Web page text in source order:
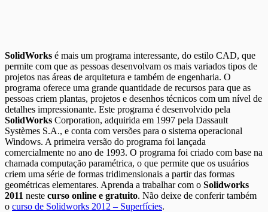
SolidWorks é mais um programa interessante, do estilo CAD, que
permite com que as pessoas desenvolvam os mais variados tipos de
projetos nas áreas de arquitetura e também de engenharia. O
programa oferece uma grande quantidade de recursos para que as
pessoas criem plantas, projetos e desenhos técnicos com um nível de
detalhes impressionante. Este programa é desenvolvido pela
SolidWorks Corporation, adquirida em 1997 pela Dassault
Systèmes S.A., e conta com versões para o sistema operacional
Windows. A primeira versão do programa foi lançada
comercialmente no ano de 1993. O programa foi criado com base na
chamada computação paramétrica, o que permite que os usuários
criem uma série de formas tridimensionais a partir das formas
geométricas elementares. Aprenda a trabalhar com o Solidworks
2011 neste curso online e gratuito. Não deixe de conferir também
o curso de Solidworks 2012 – Superfícies.